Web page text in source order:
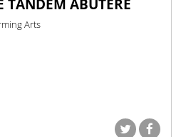
TANDEM ABUTERE
Arts